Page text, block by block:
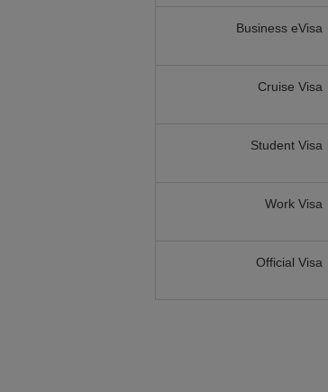
Business eVisa
Cruise Visa
Student Visa
Work Visa
Official Visa